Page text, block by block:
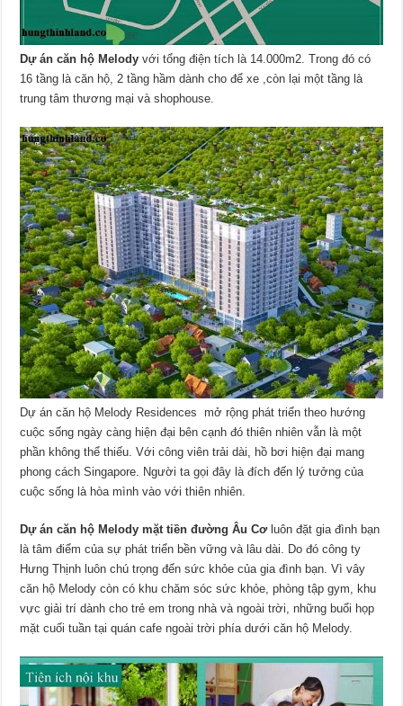
Dự án căn hộ Melody với tổng điện tích là 14.000m2. Trong đó có
16 tầng là căn hộ, 2 tầng hầm dành cho để xe ,còn lại một tầng là
trung tâm thương mại và shophouse.
Dự án căn hộ Melody Residences mở rộng phát triển theo hướng
cuộc sống ngày càng hiện đại bên cạnh đó thiên nhiên vẫn là một
phần không thể thiếu. Với công viên trải dài, hồ bơi hiện đại mang
phong cách Singapore. Người ta gọi đây là đích đến lý tưởng của
cuộc sống là hòa mình vào với thiên nhiên.
Dự án căn hộ Melody mặt tiền đường Âu Cơluôn đặt gia đình bạn
là tâm điểm của sự phát triển bền vững và lâu dài. Do đó công ty
Hưng Thịnh luôn chú trọng đến sức khỏe của gia đình bạn. Vì vây
căn hộ Melody còn có khu chăm sóc sức khỏe, phòng tập gym, khu
vực giải trí dành cho trẻ em trong nhà và ngoài trời, những buổi họp
mặt cuối tuần tại quán cafe ngoài trời phía dưới căn hộ Melody.